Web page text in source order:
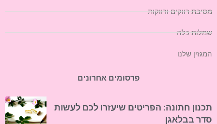
מסיבת רווקים ורווקות
שמלות כלה
המגזין שלנו
פרסומים אחרונים
תכנון חתונה: הפריטים שיעזרו לכם לעשות
סדר בבלאגן